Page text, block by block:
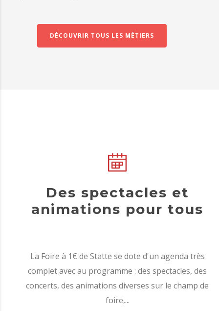
DÉCOUVRIR TOUS LES MÉTIERS
Des spectacles et
animations pour tous
La Foire à 1€ de Statte se dote d'un agenda très
complet avec au programme : des spectacles, des
concerts, des animations diverses sur le champ de
foire,...